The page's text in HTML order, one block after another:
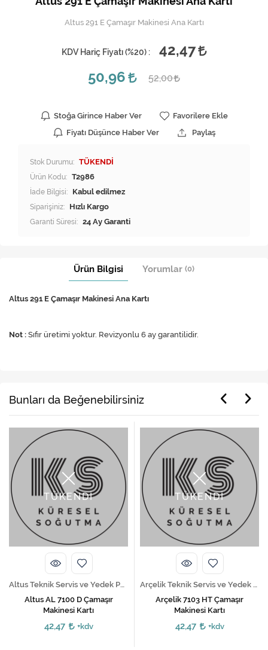
Altus 291 E Çamaşır Makinesi Ana Kartı
KDV Hariç Fiyatı (%20) :
42,47
50,96
52,00
Stoğa Girince Haber Ver
Favorilere Ekle
Fiyatı Düşünce Haber Ver
Paylaş
Stok Durumu: TÜKENDİ
Ürün Kodu: T2986
İade Bilgisi:
Siparişiniz: Hızlı Kargo
Garanti Süresi: 24 Ay Garanti
Ürün Bilgisi Yorumlar (0)
Altus 291 E Çamaşır Makinesi Ana Kartı​
Not : Sıfır üretimi yoktur. Revizyonlu 6 ay garantilidir.
Bunları da Beğenebilirsiniz
TÜKENDİ
Altus Teknik Servis ve Yedek Parça Hizmetleri
Altus AL 7100 D Çamaşır
Makinesi Kartı
42,47 +kdv
TÜKENDİ
Arçelik Teknik Servis ve Yedek Parça Hizmetleri
Arçelik 7103 HT Çamaşır
Makinesi Kartı
42,47 +kdv